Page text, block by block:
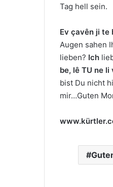
Tag hell sein.
Ev çavên ji te
Augen sahen
lieben? Ich
be, lê TU ne
bist Du nicht
mir…Guten